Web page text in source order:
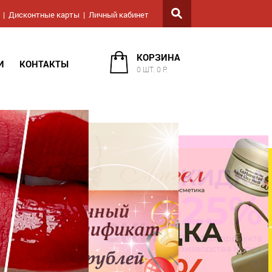
Дисконтные карты Личный кабинет
КОНТАКТЫ
КОРЗИНА
0 ШТ. 0 Р.